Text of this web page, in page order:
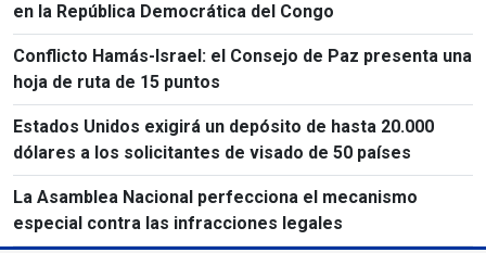
en la República Democrática del Congo
Conflicto Hamás-Israel: el Consejo de Paz presenta una
hoja de ruta de 15 puntos
Estados Unidos exigirá un depósito de hasta 20.000
dólares a los solicitantes de visado de 50 países
La Asamblea Nacional perfecciona el mecanismo
especial contra las infracciones legales